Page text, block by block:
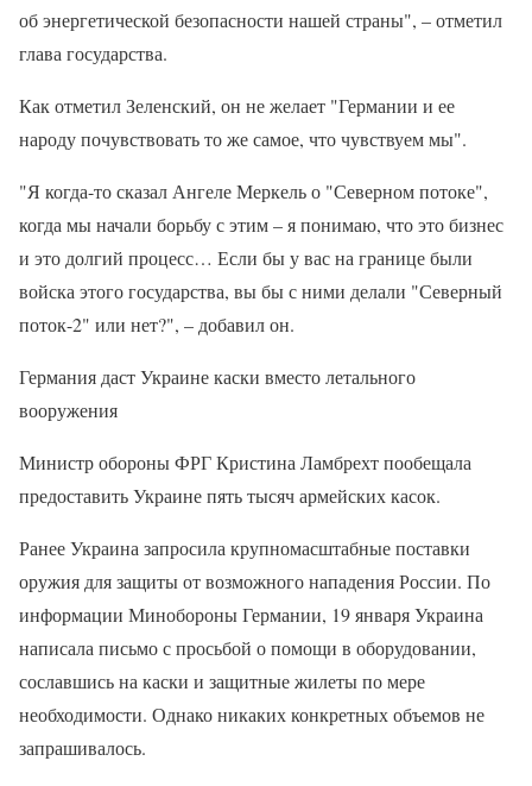
об энергетической безопасности нашей страны", – отметил
глава государства.
Как отметил Зеленский, он не желает "Германии и ее
народу почувствовать то же самое, что чувствуем мы".
"Я когда-то сказал Ангеле Меркель о "Северном потоке",
когда мы начали борьбу с этим – я понимаю, что это бизнес
и это долгий процесс… Если бы у вас на границе были
войска этого государства, вы бы с ними делали "Северный
поток-2" или нет?", – добавил он.
Германия даст Украине каски вместо летального
вооружения
Министр обороны ФРГ Кристина Ламбрехт пообещала
предоставить Украине пять тысяч армейских касок.
Ранее Украина запросила крупномасштабные поставки
оружия для защиты от возможного нападения России. По
информации Минобороны Германии, 19 января Украина
написала письмо с просьбой о помощи в оборудовании,
сославшись на каски и защитные жилеты по мере
необходимости. Однако никаких конкретных объемов не
запрашивалось.